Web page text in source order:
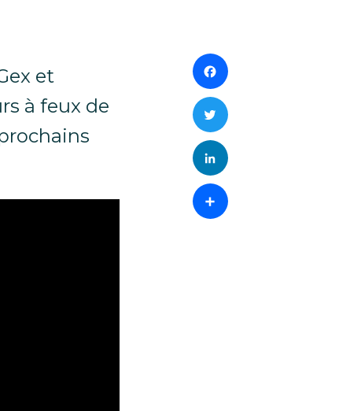
et
à feux de
Facebook
Twitter
LinkedIn
Partager